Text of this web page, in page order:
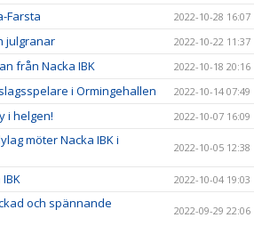
Farsta 2022-10-28 16:07
julgranar 2022-10-22 11:37
från Nacka IBK 2022-10-18 20:16
i Ormingehallen 2022-10-14 07:49
i helgen! 2022-10-07 16:09
möter Nacka IBK i
2022-10-05 12:38
2022-10-04 19:03
och spännande
2022-09-29 22:06